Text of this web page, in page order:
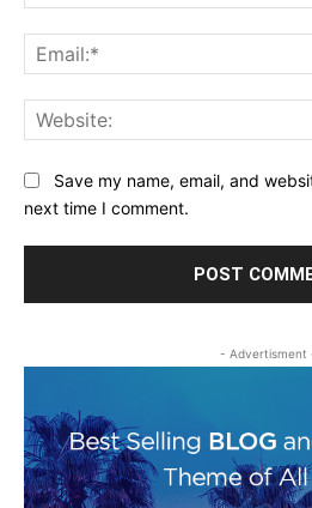
Save my name, email, and
next time I comment.
- Advertisment